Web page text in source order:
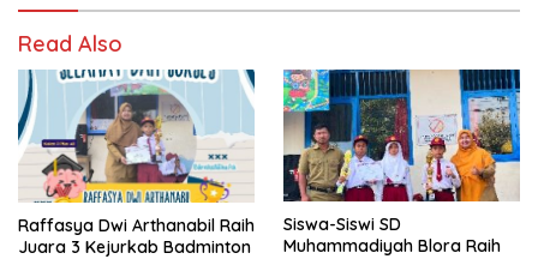
Read Also
Raffasya Dwi Arthanabil Raih
Juara 3 Kejurkab Badminton
Siswa-Siswi SD
Muhammadiyah Blora Raih